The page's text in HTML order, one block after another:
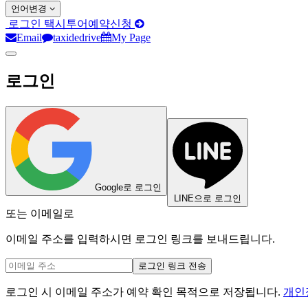
언어변경
로그인 택시투어예약신청
Email
taxidedrive My Page
로그인
Google로 로그인
LINE으로 로그인
또는 이메일로
이메일 주소를 입력하시면 로그인 링크를 보내드립니다.
로그인 링크 전송
로그인 시 이메일 주소가 예약 확인 목적으로 저장됩니다. 개인